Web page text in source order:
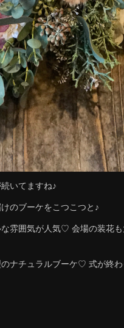
いてますね♪
のブーケをこつこつと♪
雰囲気が人気♡ 会場の装花
ナチュラルブーケ♡ 式が終